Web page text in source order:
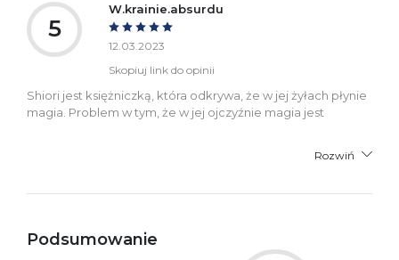
5
W.krainie.absurdu
12.03.2023
Skopiuj link do opinii
Shiori jest księżniczką, która odkrywa, że w jej żyłach płynie
magia. Problem w tym, że w jej ojczyźnie magia jest
Rozwiń
Podsumowanie